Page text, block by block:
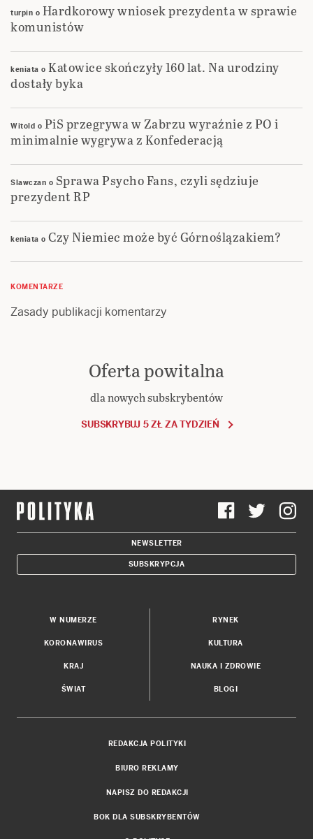
turpin o Hardkorowy wniosek prezydenta w sprawie
komunistów
keniata o Katowice skończyły 160 lat. Na urodziny
dostały byka
Witold o PiS przegrywa w Zabrzu wyraźnie z PO i
minimalnie wygrywa z Konfederacją
Slawczan o Sprawa Psycho Fans, czyli sędziuje
prezydent RP
keniata o Czy Niemiec może być Górnoślązakiem?
KOMENTARZE
Zasady publikacji komentarzy
Oferta powitalna
dla nowych subskrybentów
SUBSKRYBUJ 5 ZŁ ZA TYDZIEŃ
NEWSLETTER
SUBSKRYPCJA
W NUMERZE
KORONAWIRUS
KRAJ
ŚWIAT
RYNEK
KULTURA
NAUKA I ZDROWIE
BLOGI
REDAKCJA POLITYKI
BIURO REKLAMY
NAPISZ DO REDAKCJI
BOK DLA SUBSKRYBENTÓW